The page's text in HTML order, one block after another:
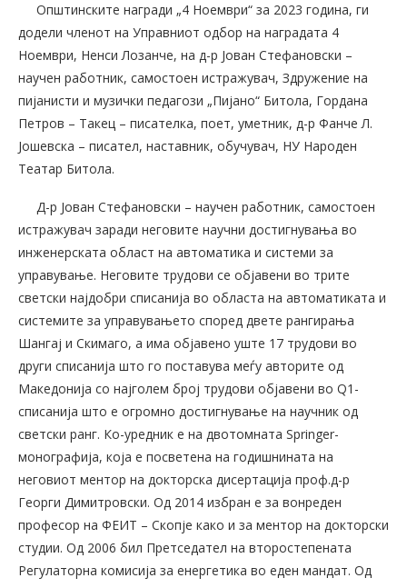
Општинските награди „4 Ноември“ за 2023 година, ги
додели членот на Управниот одбор на наградата 4
Ноември, Ненси Лозанче, на д-р Јован Стефановски –
научен работник, самостоен истражувач, Здружение на
пијанисти и музички педагози „Пијано“ Битола, Гордана
Петров – Такец – писателка, поет, уметник, д-р Фанче Л.
Јошевска – писател, наставник, обучувач, НУ Народен
Театар Битола.
Д-р Јован Стефановски – научен работник, самостоен
истражувач заради неговите научни достигнувања во
инженерската област на автоматика и системи за
управување. Неговите трудови се објавени во трите
светски најдобри списанија во областа на автоматиката и
системите за управувањето според двете рангирања
Шангај и Скимаго, а има објавено уште 17 трудови во
други списанија што го поставува меѓу авторите од
Македонија со најголем број трудови објавени во Q1-
списанија што е огромно достигнување на научник од
светски ранг. Ко-уредник е на двотомната Springer-
монографија, која е посветена на годишнината на
неговиот ментор на докторска дисертација проф.д-р
Георги Димитровски. Од 2014 избран е за вонреден
професор на ФЕИТ – Скопје како и за ментор на докторски
студии. Од 2006 бил Претседател на второстепената
Регулаторна комисија за енергетика во еден мандат. Од